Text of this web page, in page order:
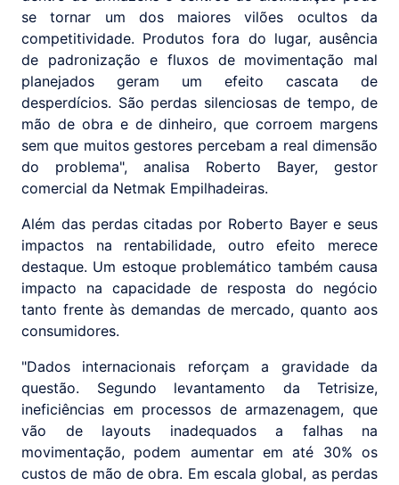
se tornar um dos maiores vilões ocultos da
competitividade. Produtos fora do lugar, ausência
de padronização e fluxos de movimentação mal
planejados geram um efeito cascata de
desperdícios. São perdas silenciosas de tempo, de
mão de obra e de dinheiro, que corroem margens
sem que muitos gestores percebam a real dimensão
do problema", analisa Roberto Bayer, gestor
comercial da Netmak Empilhadeiras.
Além das perdas citadas por Roberto Bayer e seus
impactos na rentabilidade, outro efeito merece
destaque. Um estoque problemático também causa
impacto na capacidade de resposta do negócio
tanto frente às demandas de mercado, quanto aos
consumidores.
"Dados internacionais reforçam a gravidade da
questão. Segundo levantamento da Tetrisize,
ineficiências em processos de armazenagem, que
vão de layouts inadequados a falhas na
movimentação, podem aumentar em até 30% os
custos de mão de obra. Em escala global, as perdas